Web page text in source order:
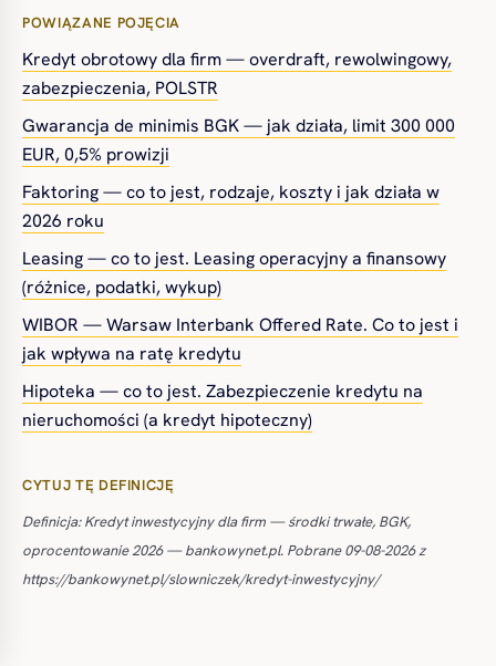
POWIĄZANE POJĘCIA
Kredyt obrotowy dla firm — overdraft, rewolwingowy,
zabezpieczenia, POLSTR
Gwarancja de minimis BGK — jak działa, limit 300 000
EUR, 0,5% prowizji
Faktoring — co to jest, rodzaje, koszty i jak działa w
2026 roku
Leasing — co to jest. Leasing operacyjny a finansowy
(różnice, podatki, wykup)
WIBOR — Warsaw Interbank Offered Rate. Co to jest i
jak wpływa na ratę kredytu
Hipoteka — co to jest. Zabezpieczenie kredytu na
nieruchomości (a kredyt hipoteczny)
CYTUJ TĘ DEFINICJĘ
Definicja: Kredyt inwestycyjny dla firm — środki trwałe, BGK,
oprocentowanie 2026 — bankowynet.pl. Pobrane 09-08-2026 z
https://bankowynet.pl/slowniczek/kredyt-inwestycyjny/